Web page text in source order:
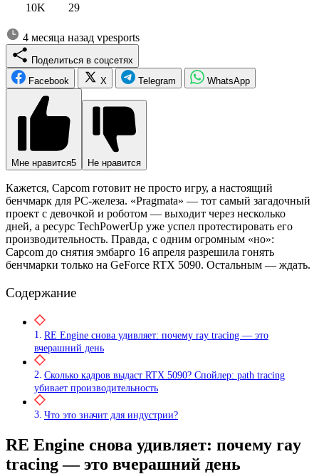
10K
29
4 месяца назад vpesports
Поделиться в соцсетях
Facebook
X Telegram WhatsApp
Мне нравится5 Не нравится
Кажется, Capcom готовит не просто игру, а настоящий
бенчмарк для PC-железа. «Pragmata» — тот самый загадочный
проект с девочкой и роботом — выходит через несколько
дней, а ресурс TechPowerUp уже успел протестировать его
производительность. Правда, с одним огромным «но»:
Capcom до снятия эмбарго 16 апреля разрешила гонять
бенчмарки только на GeForce RTX 5090. Остальным — ждать.
Содержание
RE Engine снова удивляет: почему ray tracing — это
вчерашний день
Сколько кадров выдаст RTX 5090? Спойлер: path tracing
убивает производительность
Что это значит для индустрии?
RE Engine снова удивляет: почему ray
tracing — это вчерашний день